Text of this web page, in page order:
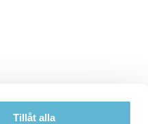
Tillåt alla